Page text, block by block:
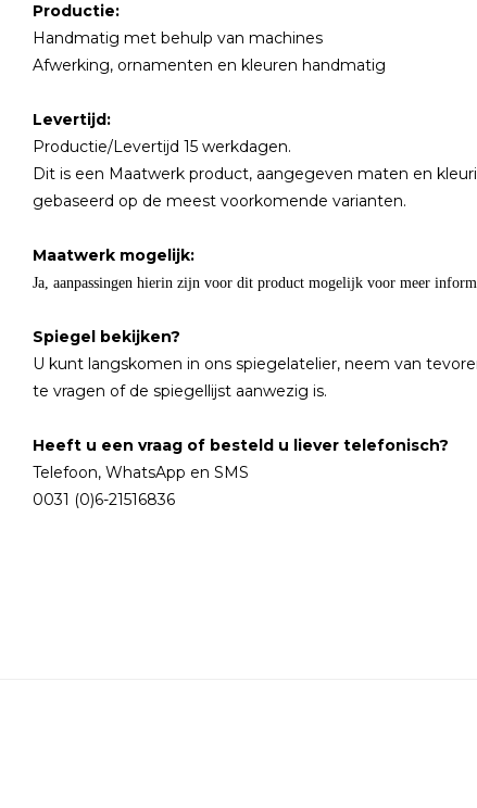
Productie:
Handmatig met behulp van machines
Afwerking, ornamenten en kleuren handmatig
Levertijd:
Productie/Levertijd 15 werkdagen.
Dit is een Maatwerk product, aangegeven maten en
gebaseerd op de meest voorkomende varianten.
Maatwerk mogelijk:
Ja, aanpassingen hierin zijn voor dit product mogelijk voor meer
Spiegel bekijken?
U kunt langskomen in ons spiegelatelier, neem van
te vragen of de spiegellijst aanwezig is.
Heeft u een vraag of besteld u liever telefonisch?
Telefoon, WhatsApp en SMS
0031 (0)6-21516836